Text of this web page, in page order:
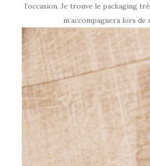
l’occasion. Je trouve le packaging
m’accompagnera lors